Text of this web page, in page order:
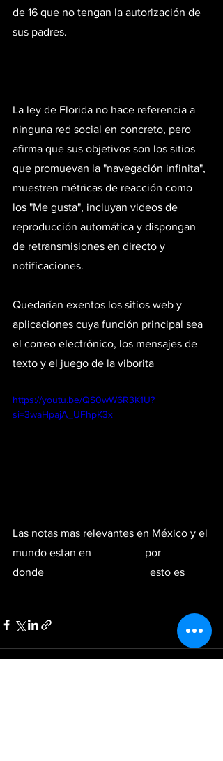
de 16 que no tengan la autorización de
sus padres.
La ley de Florida no hace referencia a
ninguna red social en concreto, pero
afirma que sus objetivos son los sitios
que promuevan la "navegación infinita",
muestren métricas de reacción como
los "Me gusta", incluyan videos de
reproducción automática y dispongan
de retransmisiones en directo y
notificaciones.
Quedarían exentos los sitios web y
aplicaciones cuya función principal sea
el correo electrónico, los mensajes de
texto y el juego de la viborita
https://youtu.be/QS0wW6R3K1U?
si=3waHpajA_UFhpK3x
Las notas mas relevantes en México y el
mundo estan en
por
donde
esto es